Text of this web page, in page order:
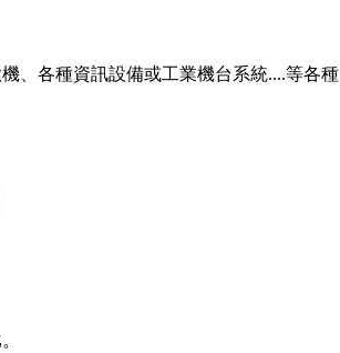
、各種資訊設備或工業機台系統....等各種